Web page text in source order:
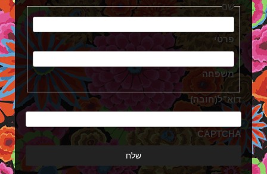
שם
פרטי
משפחה
דוא"ל(חובה)
CAPTCHA